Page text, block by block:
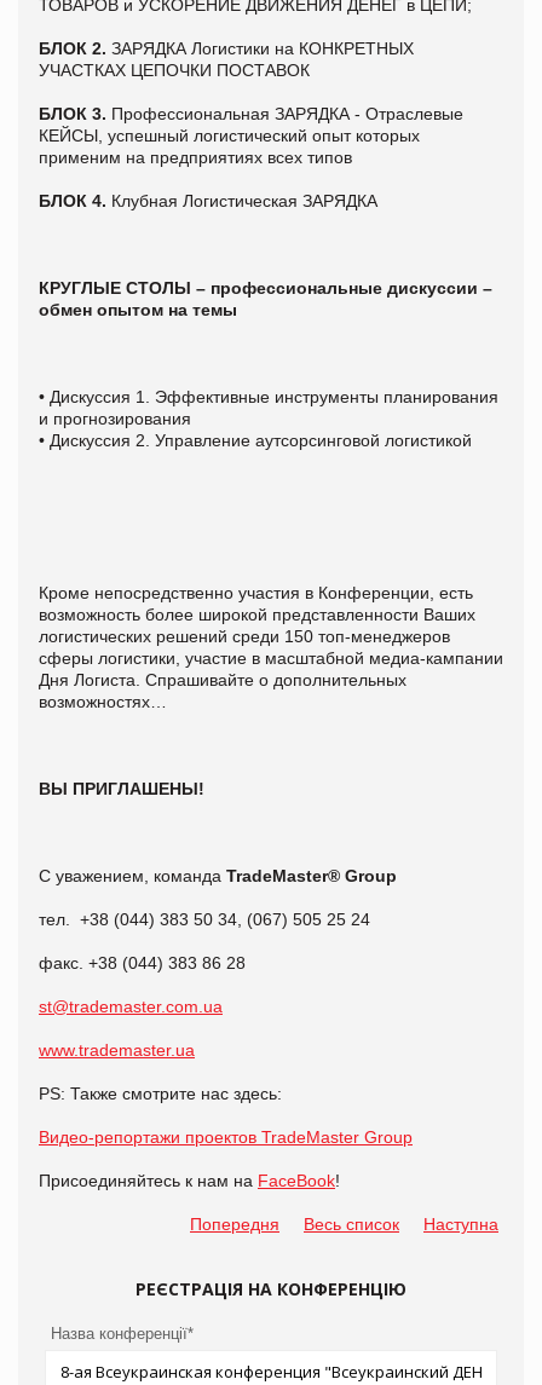
ТОВАРОВ и УСКОРЕНИЕ ДВИЖЕНИЯ ДЕНЕГ в ЦЕПИ;
БЛОК 2. ЗАРЯДКА Логистики на КОНКРЕТНЫХ
УЧАСТКАХ ЦЕПОЧКИ ПОСТАВОК
БЛОК 3. Профессиональная ЗАРЯДКА - Отраслевые
КЕЙСЫ, успешный логистический опыт которых
применим на предприятиях всех типов
БЛОК 4. Клубная Логистическая ЗАРЯДКА
КРУГЛЫЕ СТОЛЫ – профессиональные дискуссии –
обмен опытом на темы
• Дискуссия 1. Эффективные инструменты планирования
и прогнозирования
• Дискуссия 2. Управление аутсорсинговой логистикой
Кроме непосредственно участия в Конференции, есть
возможность более широкой представленности Ваших
логистических решений среди 150 топ-менеджеров
сферы логистики, участие в масштабной медиа-кампании
Дня Логиста. Спрашивайте о дополнительных
возможностях…
ВЫ ПРИГЛАШЕНЫ!
С уважением, команда TradeMaster® Group
тел. +38 (044) 383 50 34, (067) 505 25 24
факс. +38 (044) 383 86 28
st@trademaster.com.ua
www.trademaster.ua
PS: Также смотрите нас здесь:
Видео-репортажи проектов TradeMaster Group
Присоединяйтесь к нам на FaceBook!
Попередня Весь список Наступна
РЕЄСТРАЦІЯ НА КОНФЕРЕНЦІЮ
Назва конференції*